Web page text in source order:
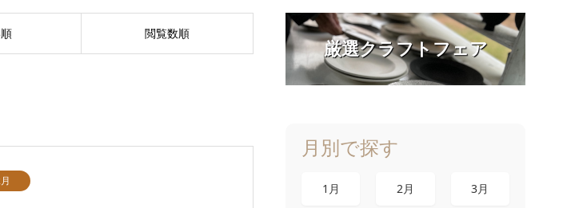
閲覧数順
厳選クラフトフェア
月別で探す
1月 2月 3月